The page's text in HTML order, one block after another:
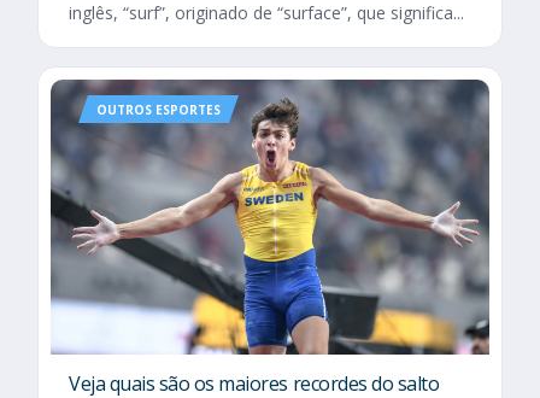
inglês, “surf”, originado de “surface”, que significa...
OUTROS ESPORTES
Veja quais são os maiores recordes do salto